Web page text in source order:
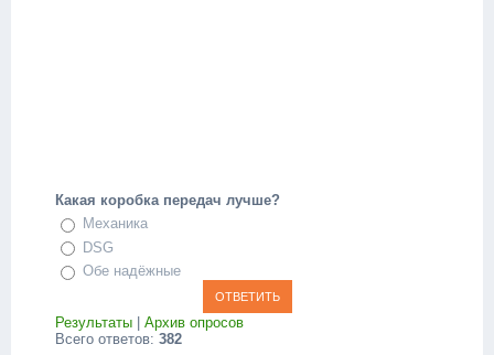
Какая коробка передач лучше?
Механика
DSG
Обе надёжные
Результаты | Архив опросов
Всего ответов: 382